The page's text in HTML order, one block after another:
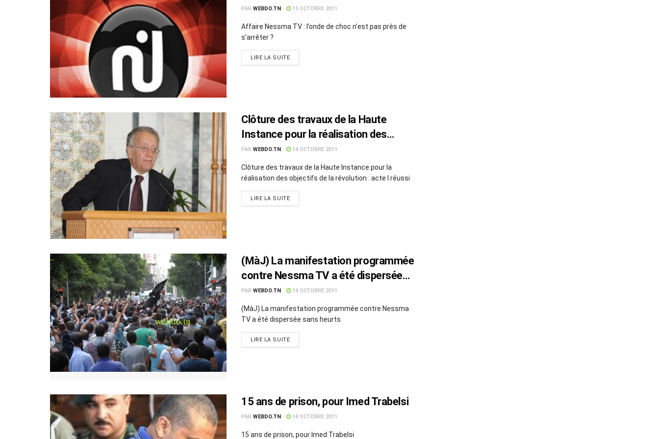
PAR WEBDO.TN 15 OCTOBRE 2011
Affaire Nessma TV : l’onde de choc n’est pas près de
s’arrêter ?
LIRE LA SUITE
Clôture des travaux de la Haute
Instance pour la réalisation des
objectifs de la révolution : acte I
réussi
PAR WEBDO.TN 14 OCTOBRE 2011
Clôture des travaux de la Haute Instance pour la
réalisation des objectifs de la révolution : acte I réussi
LIRE LA SUITE
(MàJ) La manifestation programmée
contre Nessma TV a été dispersée
sans heurts
PAR WEBDO.TN 14 OCTOBRE 2011
(MàJ) La manifestation programmée contre Nessma
TV a été dispersée sans heurts
LIRE LA SUITE
15 ans de prison, pour Imed Trabelsi
PAR WEBDO.TN 14 OCTOBRE 2011
15 ans de prison, pour Imed Trabelsi